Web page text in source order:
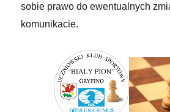
sobie prawo do ewentualnych
komunikacie.